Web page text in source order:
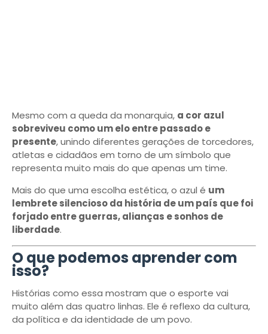
Mesmo com a queda da monarquia, a cor azul
sobreviveu como um elo entre passado e
presente, unindo diferentes gerações de torcedores,
atletas e cidadãos em torno de um símbolo que
representa muito mais do que apenas um time.
Mais do que uma escolha estética, o azul é um
lembrete silencioso da história de um país que foi
forjado entre guerras, alianças e sonhos de
liberdade.
O que podemos aprender com
isso?
Histórias como essa mostram que o esporte vai
muito além das quatro linhas. Ele é reflexo da cultura,
da política e da identidade de um povo.